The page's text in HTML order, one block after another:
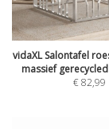
vidaXL Salontafel
massief
€82,99